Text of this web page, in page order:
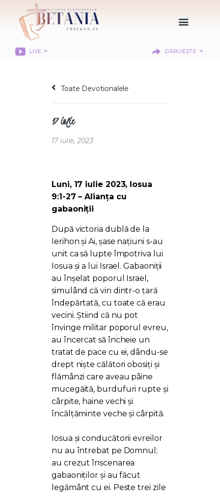
LIVE DĂRUIEȘTE
DESPRE NOI
CITIREA BIBLIEI
MISIUNEA BETANIA
BETHANY CHRISTIAN
ACADEMY
LOGIN MEMBER
PORTAL
Toate Devotionalele
17 iulie
17 iulie, 2023
Luni, 17 iulie 2023, Iosua
9:1-27 – Alianța cu
gabaoniții
După victoria dublă de la
Ierihon și Ai, șase națiuni s-au
unit ca să lupte împotriva lui
Iosua și a lui Israel. Gabaoniții
au înșelat poporul Israel,
simulând că vin dintr-o țară
îndepărtată, cu toate că erau
vecini. Știind că nu pot
învinge militar poporul evreu,
au încercat să încheie un
tratat de pace cu ei, dându-se
drept niște călători obosiți și
flămânzi care aveau pâine
mucegăită, burdufuri rupte și
cârpite, haine vechi și
încălțăminte veche și cârpită.
Iosua și conducătorii evreilor
nu au întrebat pe Domnul;
au crezut înscenarea
gabaoniților și au făcut
legământ cu ei. Peste trei zile